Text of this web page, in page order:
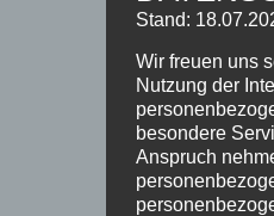
Stand:
Wir freuen uns
Nutzung der
besondere
Anspruch